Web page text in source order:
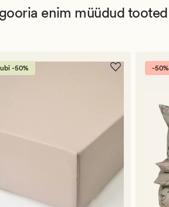
enim müüdud tooted
-50% -50%